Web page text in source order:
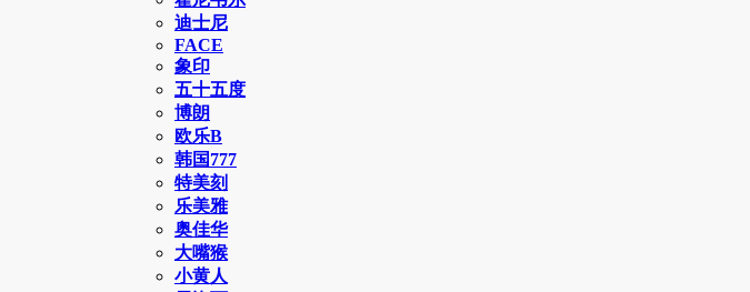
迪士尼
FACE
象印
五十五度
博朗
欧乐B
韩国777
特美刻
乐美雅
奥佳华
大嘴猴
小黄人